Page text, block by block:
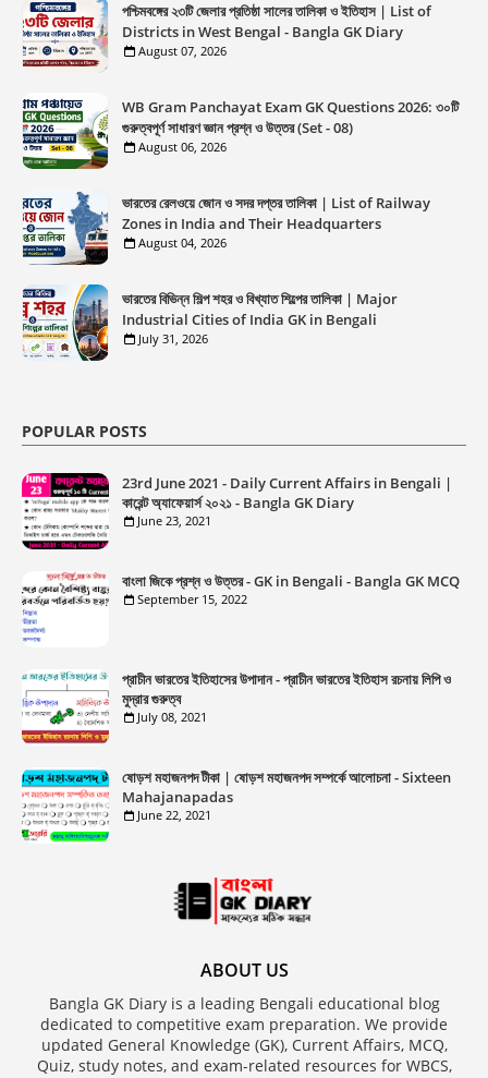
পশ্চিমবঙ্গের ২৩টি জেলার প্রতিষ্ঠা সালের তালিকা ও ইতিহাস | List of
Districts in West Bengal - Bangla GK Diary
August 07, 2026
WB Gram Panchayat Exam GK Questions 2026: ৩০টি
গুরুত্বপূর্ণ সাধারণ জ্ঞান প্রশ্ন ও উত্তর (Set - 08)
August 06, 2026
ভারতের রেলওয়ে জোন ও সদর দপ্তর তালিকা | List of Railway
Zones in India and Their Headquarters
August 04, 2026
ভারতের বিভিন্ন শিল্প শহর ও বিখ্যাত শিল্পের তালিকা | Major
Industrial Cities of India GK in Bengali
July 31, 2026
POPULAR POSTS
23rd June 2021 - Daily Current Affairs in Bengali |
কারেন্ট অ্যাফেয়ার্স ২০২১ - Bangla GK Diary
June 23, 2021
বাংলা জিকে প্রশ্ন ও উত্তর - GK in Bengali - Bangla GK MCQ
September 15, 2022
প্রাচীন ভারতের ইতিহাসের উপাদান - প্রাচীন ভারতের ইতিহাস রচনায় লিপি ও
মুদ্রার গুরুত্ব
July 08, 2021
ষোড়শ মহাজনপদ টীকা | ষোড়শ মহাজনপদ সম্পর্কে আলোচনা - Sixteen
Mahajanapadas
June 22, 2021
ABOUT US
Bangla GK Diary is a leading Bengali educational blog
dedicated to competitive exam preparation. We provide
updated General Knowledge (GK), Current Affairs, MCQ,
Quiz, study notes, and exam-related resources for WBCS,